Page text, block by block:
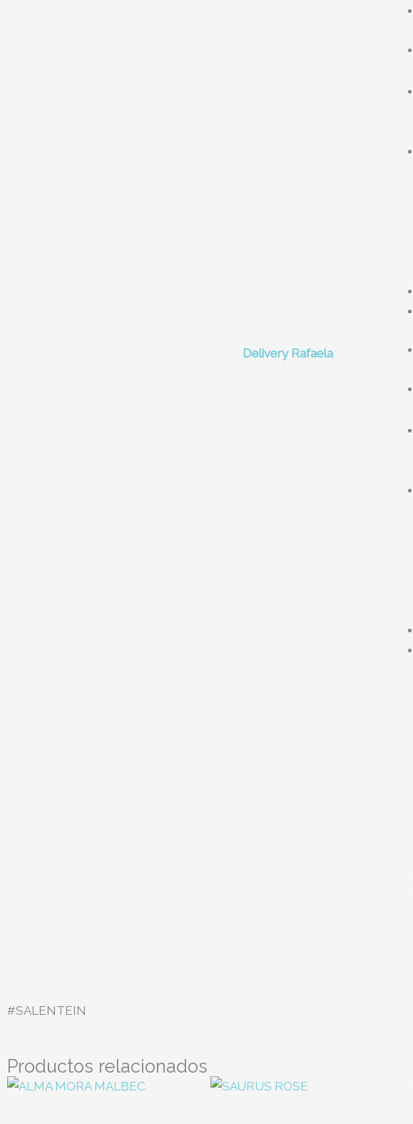
Delivery Rafaela
#SALENTEIN
Productos relacionados